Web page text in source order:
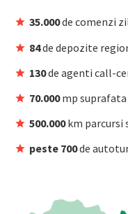
35.000de comenzi
84de depozite
130de agenti call-
70.000mp suprafata
500.000km parcursi
peste 700de